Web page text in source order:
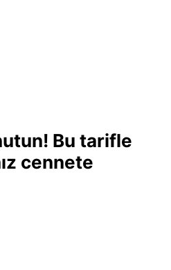
Bu tarifle
cennete